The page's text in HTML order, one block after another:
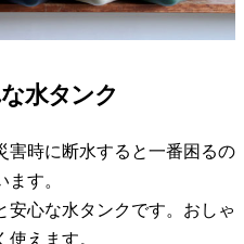
水タンク
害時に断水すると一番困るの
す。
安心な水タンクです。おしゃ
えます。